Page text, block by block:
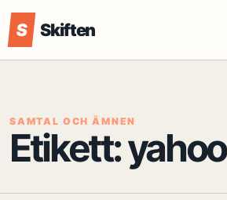
S Skiften
SAMTAL OCH ÄMNEN
Etikett:yahoo